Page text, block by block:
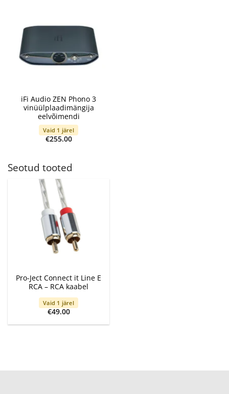
iFi Audio ZEN Phono 3
vinüülplaadimängija
eelvõimendi
Vaid 1 järel
€255.00
Seotud tooted
Pro-Ject Connect it Line E
RCA – RCA kaabel
Vaid 1 järel
€49.00